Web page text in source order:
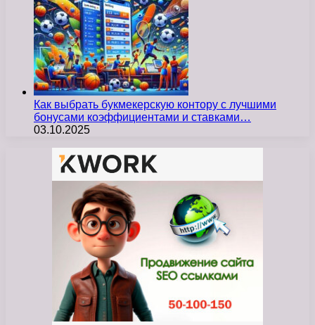
Как выбрать букмекерскую контору с лучшими
бонусами коэффициентами и ставками…
03.10.2025